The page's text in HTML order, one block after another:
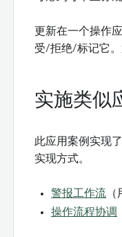
更新在一个操作
受/拒绝/标记它
实施类似
此应用案例实现
实现方式。
警报工作流
操作流程协调